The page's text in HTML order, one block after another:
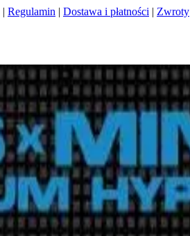
| Regulamin | Dostawa i płatności | Zwroty